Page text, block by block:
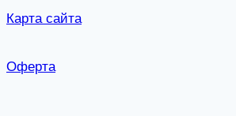
Карта сайта
Оферта